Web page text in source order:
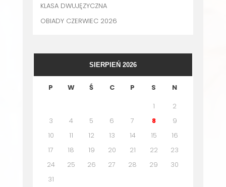
KLASA DWUJĘZYCZNA
OBIADY CZERWIEC 2026
SIERPIEŃ 2026
P W Ś C P S
N
1
2
3
4 5 6 7 8
9
10
11 12 13 14 15
16
17
18 19 20 21 22
23
24
25 26 27 28 29
30
31